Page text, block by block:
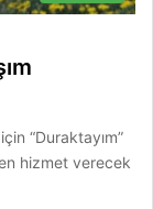
“Duraktayım”
hizmet verecek